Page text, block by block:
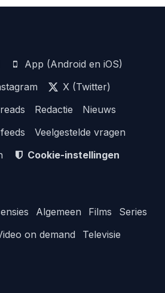
App (Android en iOS)
X (Twitter)
Redactie
Nieuws
Veelgestelde vragen
Cookie-instellingen
Algemeen Films
Series
on demand
Televisie